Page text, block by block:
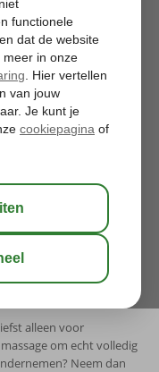
resort op Sicilië
zee en het
4-sterrenresort heeft
een zeer goede
en is van alle
ontspannen en
hotel aan zee en
Dan is dit zeker iets
naar Italië aan op basis
bungalows
gerechten in
drankje en
prachtige uitzicht
alleen voor
om echt volledig
Neem dan